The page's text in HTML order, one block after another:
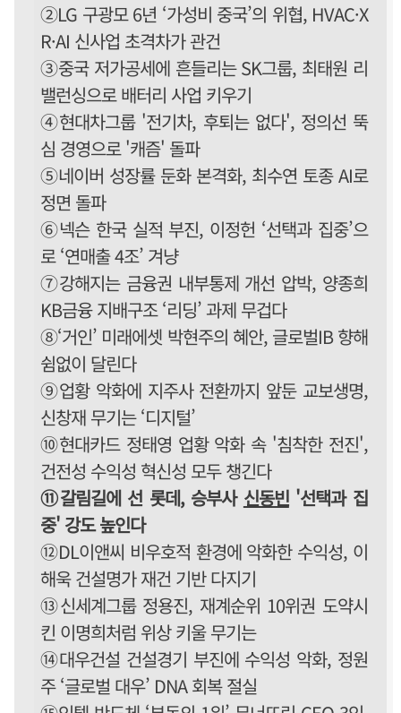
②LG 구광모 6년 ‘가성비 중국’의 위협, HVAC·X
R·AI 신사업 초격차가 관건
③중국 저가공세에 흔들리는 SK그룹, 최태원 리
밸런싱으로 배터리 사업 키우기
④현대차그룹 '전기차, 후퇴는 없다', 정의선 뚝
심 경영으로 '캐즘' 돌파
⑤네이버 성장률 둔화 본격화, 최수연 토종 AI로
정면 돌파
⑥넥슨 한국 실적 부진, 이정헌 ‘선택과 집중’으
로 ‘연매출 4조’ 겨냥
⑦강해지는 금융권 내부통제 개선 압박, 양종희
KB금융 지배구조 ‘리딩’ 과제 무겁다
⑧‘거인’ 미래에셋 박현주의 혜안, 글로벌IB 향해
쉼없이 달린다
⑨업황 악화에 지주사 전환까지 앞둔 교보생명,
신창재 무기는 ‘디지털’
⑩현대카드 정태영 업황 악화 속 '침착한 전진',
건전성 수익성 혁신성 모두 챙긴다
⑪갈림길에 선 롯데, 승부사 신동빈'선택과 집
중' 강도 높인다
⑫DL이앤씨 비우호적 환경에 악화한 수익성, 이
해욱 건설명가 재건 기반 다지기
⑬신세계그룹 정용진, 재계순위 10위권 도약시
킨 이명희처럼 위상 키울 무기는
⑭대우건설 건설경기 부진에 수익성 악화, 정원
주 ‘글로벌 대우’ DNA 회복 절실